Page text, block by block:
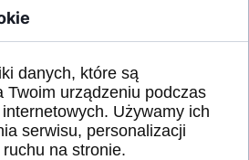
danych, które są
Twoim urządzeniu podczas
Używamy ich
serwisu, personalizacji
na stronie.